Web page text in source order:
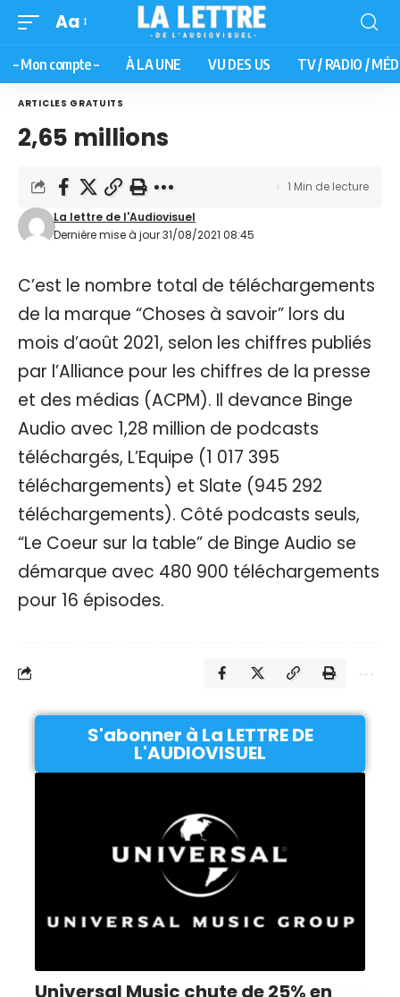
Aa
– Mon compte – À LA UNE VU DES US TV / RADIO /
ARTICLES GRATUITS
2,65 millions
Dernière mise à jour 31/08/2021 08:45
La lettre de l'Audiovisuel
1 Min de lecture
C’est le nombre total de téléchargements
de la marque “Choses à savoir” lors du
mois d’août 2021, selon les chiffres publiés
par l’Alliance pour les chiffres de la presse
et des médias (ACPM). Il devance Binge
Audio avec 1,28 million de podcasts
téléchargés, L’Equipe (1 017 395
téléchargements) et Slate (945 292
téléchargements). Côté podcasts seuls,
“Le Coeur sur la table” de Binge Audio se
démarque avec 480 900 téléchargements
pour 16 épisodes.
S'abonner à La LETTRE DE
L'AUDIOVISUEL
Universal Music chute de 25% en